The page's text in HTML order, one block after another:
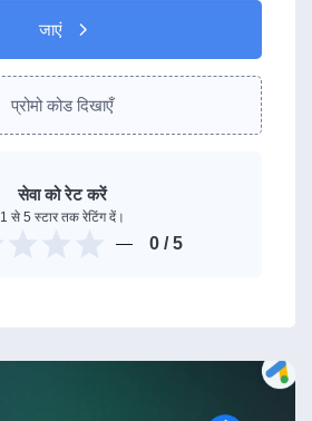
जाएं
प्रोमो कोड दिखाएँ
सेवा को रेट करें
1 से 5 स्टार तक रेटिंग दें।
0/ 5